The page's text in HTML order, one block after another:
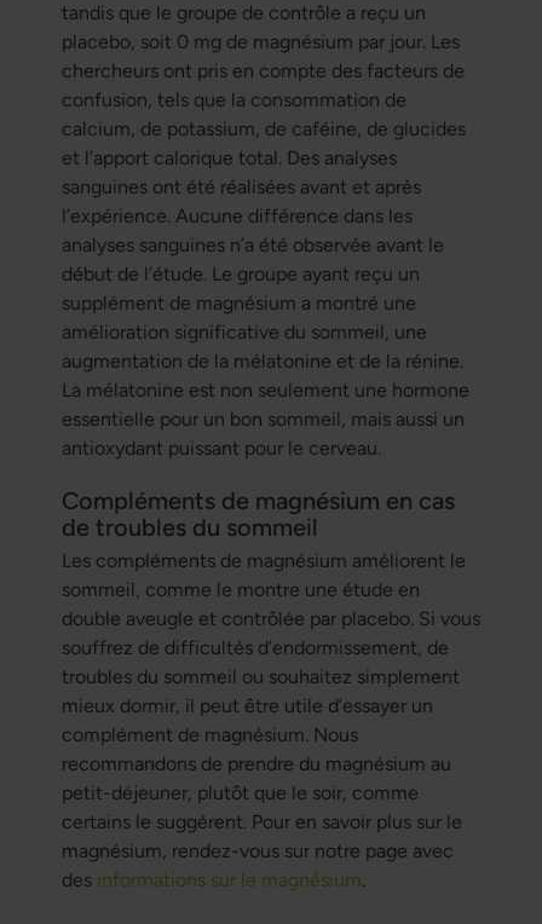
tandis que le groupe de contrôle a reçu un
placebo, soit 0 mg de magnésium par jour. Les
chercheurs ont pris en compte des facteurs de
confusion, tels que la consommation de
calcium, de potassium, de caféine, de glucides
et l’apport calorique total. Des analyses
sanguines ont été réalisées avant et après
l’expérience. Aucune différence dans les
analyses sanguines n’a été observée avant le
début de l’étude. Le groupe ayant reçu un
supplément de magnésium a montré une
amélioration significative du sommeil, une
augmentation de la mélatonine et de la rénine.
La mélatonine est non seulement une hormone
essentielle pour un bon sommeil, mais aussi un
antioxydant puissant pour le cerveau.
Compléments de magnésium en cas
de troubles du sommeil
Les compléments de magnésium améliorent le
sommeil, comme le montre une étude en
double aveugle et contrôlée par placebo. Si vous
souffrez de difficultés d’endormissement, de
troubles du sommeil ou souhaitez simplement
mieux dormir, il peut être utile d’essayer un
complément de magnésium. Nous
recommandons de prendre du magnésium au
petit-déjeuner, plutôt que le soir, comme
certains le suggèrent. Pour en savoir plus sur le
magnésium, rendez-vous sur notre page avec
des informations sur le magnésium.